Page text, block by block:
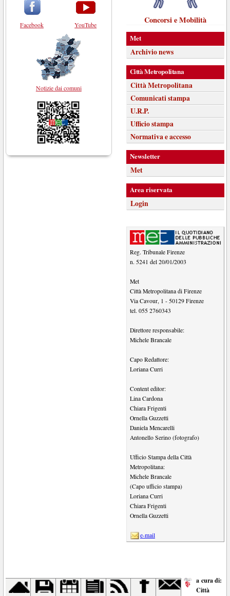
Facebook YouTube
Notizie dai comuni
Concorsi e Mobilità
Met
Archivio news
Città Metropolitana
Città Metropolitana
Comunicati stampa
U.R.P.
Ufficio stampa
Normativa e accesso
Newsletter
Met
Area riservata
Login
Reg. Tribunale Firenze
n. 5241 del 20/01/2003
Met
Città Metropolitana di Firenze
Via Cavour, 1 - 50129 Firenze
tel. 055 2760343
Direttore responsabile:
Michele Brancale
Capo Redattore:
Loriana Curri
Content editor:
Lina Cardona
Chiara Frigenti
Ornella Guzzetti
Daniela Mencarelli
Antonello Serino (fotografo)
Ufficio Stampa della Città
Metropolitana:
Michele Brancale
(Capo ufficio stampa)
Loriana Curri
Chiara Frigenti
Ornella Guzzetti
e-mail
a cura di:
Città